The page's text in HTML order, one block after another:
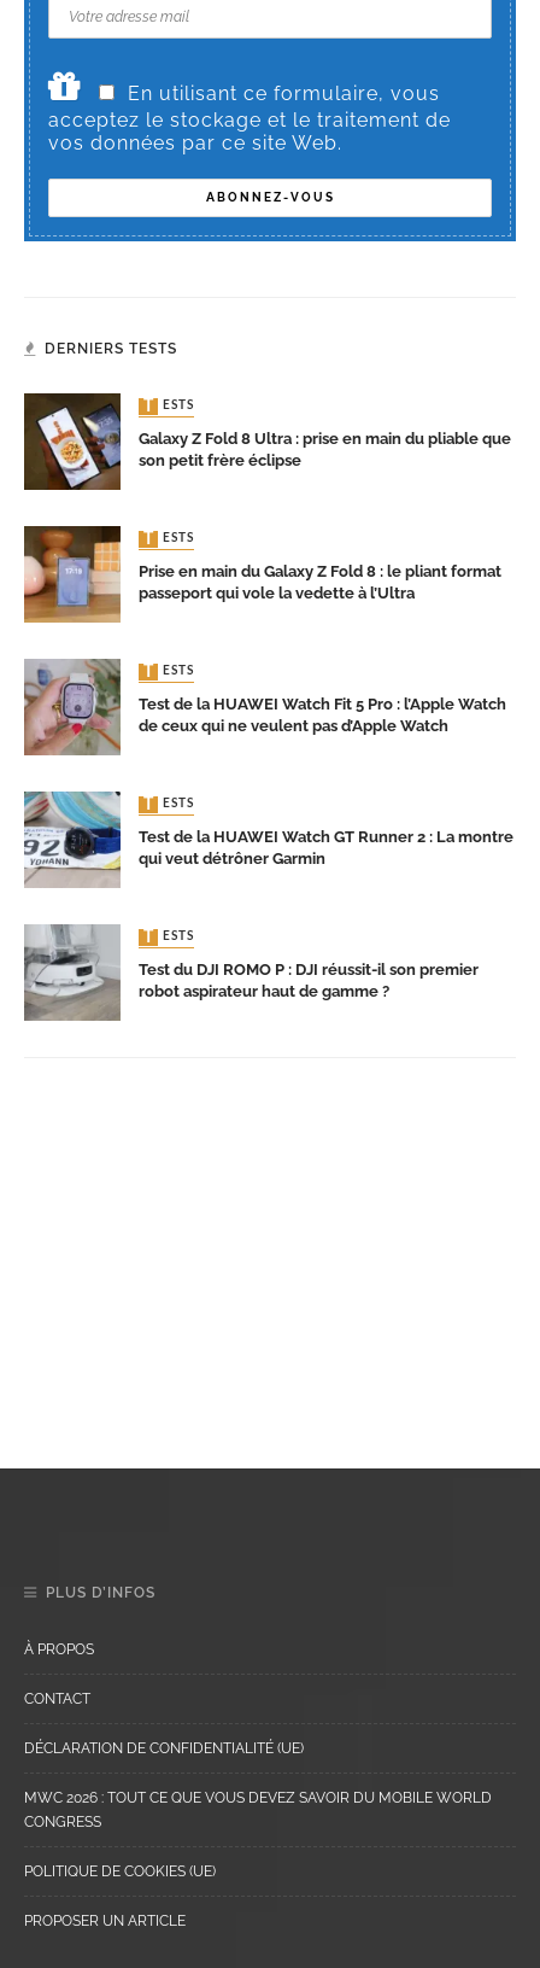
En utilisant ce formulaire, vous
acceptez le stockage et le traitement de
vos données par ce site Web.
DERNIERS TESTS
TESTS
Galaxy Z Fold 8 Ultra : prise en main du pliable que
son petit frère éclipse
TESTS
Prise en main du Galaxy Z Fold 8 : le pliant format
passeport qui vole la vedette à l’Ultra
TESTS
Test de la HUAWEI Watch Fit 5 Pro : l’Apple Watch
de ceux qui ne veulent pas d’Apple Watch
TESTS
Test de la HUAWEI Watch GT Runner 2 : La montre
qui veut détrôner Garmin
TESTS
Test du DJI ROMO P : DJI réussit-il son premier
robot aspirateur haut de gamme ?
PLUS D’INFOS
À PROPOS
CONTACT
DÉCLARATION DE CONFIDENTIALITÉ (UE)
MWC 2026 : TOUT CE QUE VOUS DEVEZ SAVOIR DU MOBILE WORLD
CONGRESS
POLITIQUE DE COOKIES (UE)
PROPOSER UN ARTICLE